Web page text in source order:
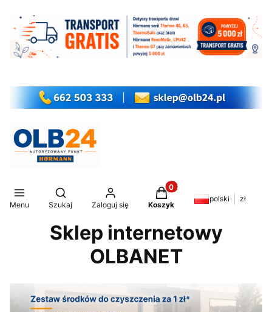
Menu
Otwórz wyszukiwarkę
Szukaj Zaloguj się
Produkty w koszyku: 0.
Koszyk
polski zł
Sklep internetowy
OLBANET